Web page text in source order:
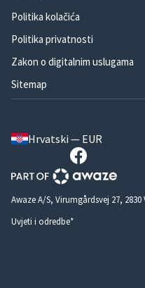
Politika kolačića
Politika privatnosti
Zakon o digitalnim uslugama
Sitemap
Hrvatski — EUR
Awaze A/S, Virumgårdsvej 27, 2830
Uvjeti i odredbe*